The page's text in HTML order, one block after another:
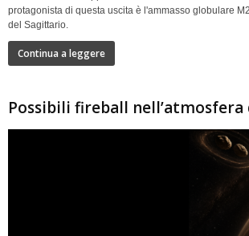
protagonista di questa uscita è l'ammasso globulare
del Sagittario.
Continua a leggere
Possibili fireball nell’atmosfera